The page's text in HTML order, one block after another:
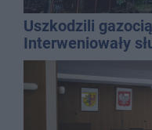
Uszkodzili
Interweniowały